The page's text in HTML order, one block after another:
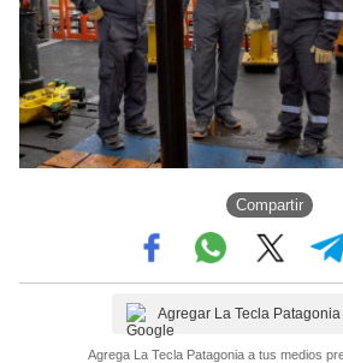
Compartir
Agregar La Tecla
Agrega La Tecla Patagonia a tus medios